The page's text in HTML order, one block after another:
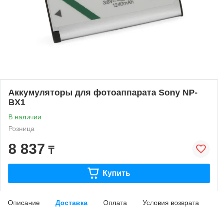
Аккумуляторы для фотоаппарата Sony NP-
BX1
В наличии
Розница
8 837 ₸
Купить
Описание Доставка Оплата Условия возврата